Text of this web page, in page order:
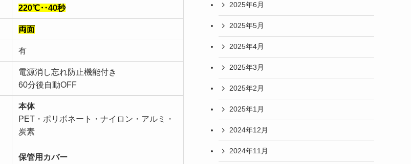
220℃‥40秒
両面
有
電源消し忘れ防止機能付き
60分後自動OFF
本体
PET・ポリボネート・ナイロン・アルミ・
炭素
保管用カバー
2025年6月
2025年5月
2025年4月
2025年3月
2025年2月
2025年1月
2024年12月
2024年11月